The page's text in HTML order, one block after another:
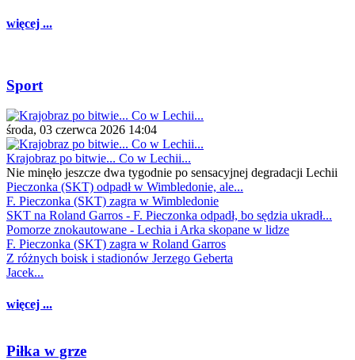
więcej ...
Sport
środa, 03 czerwca 2026 14:04
Krajobraz po bitwie... Co w Lechii...
Nie minęło jeszcze dwa tygodnie po sensacyjnej degradacji Lechii
Pieczonka (SKT) odpadł w Wimbledonie, ale...
F. Pieczonka (SKT) zagra w Wimbledonie
SKT na Roland Garros - F. Pieczonka odpadł, bo sędzia ukradł...
Pomorze znokautowane - Lechia i Arka skopane w lidze
F. Pieczonka (SKT) zagra w Roland Garros
Z różnych boisk i stadionów Jerzego Geberta
Jacek...
więcej ...
Piłka w grze